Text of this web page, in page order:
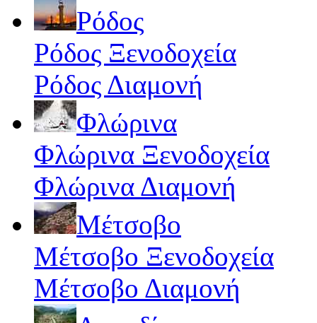
Ρόδος
Ρόδος Ξενοδοχεία
Ρόδος Διαμονή
Φλώρινα
Φλώρινα Ξενοδοχεία
Φλώρινα Διαμονή
Μέτσοβο
Μέτσοβο Ξενοδοχεία
Μέτσοβο Διαμονή